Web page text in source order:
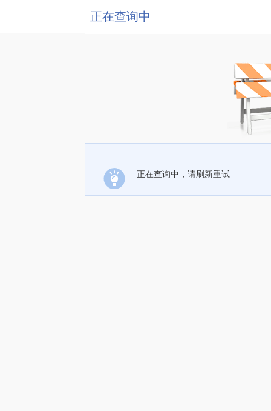
正在查询中
正在查询中，请刷新重试